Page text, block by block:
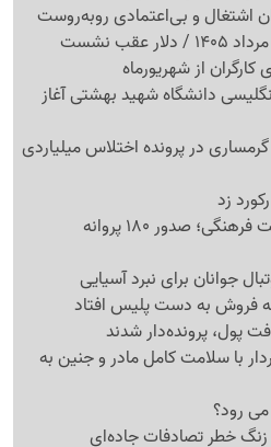
اشتغال و بی‌اعتمادی روبه‌روست
کارگران از شهریورماه
دانشگاه شهید بهشتی آغاز
6 کارمند گرمساری در پرونده اختلاس میلیاردی
سینمای ایران در مسیر عدالت فرهنگی؛ صدور 180 پروانه
فروش به دست پلیس افتاد
با سلامت کامل مادر و جنین به
رود؟